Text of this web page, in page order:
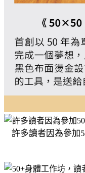
許多讀者因為參加